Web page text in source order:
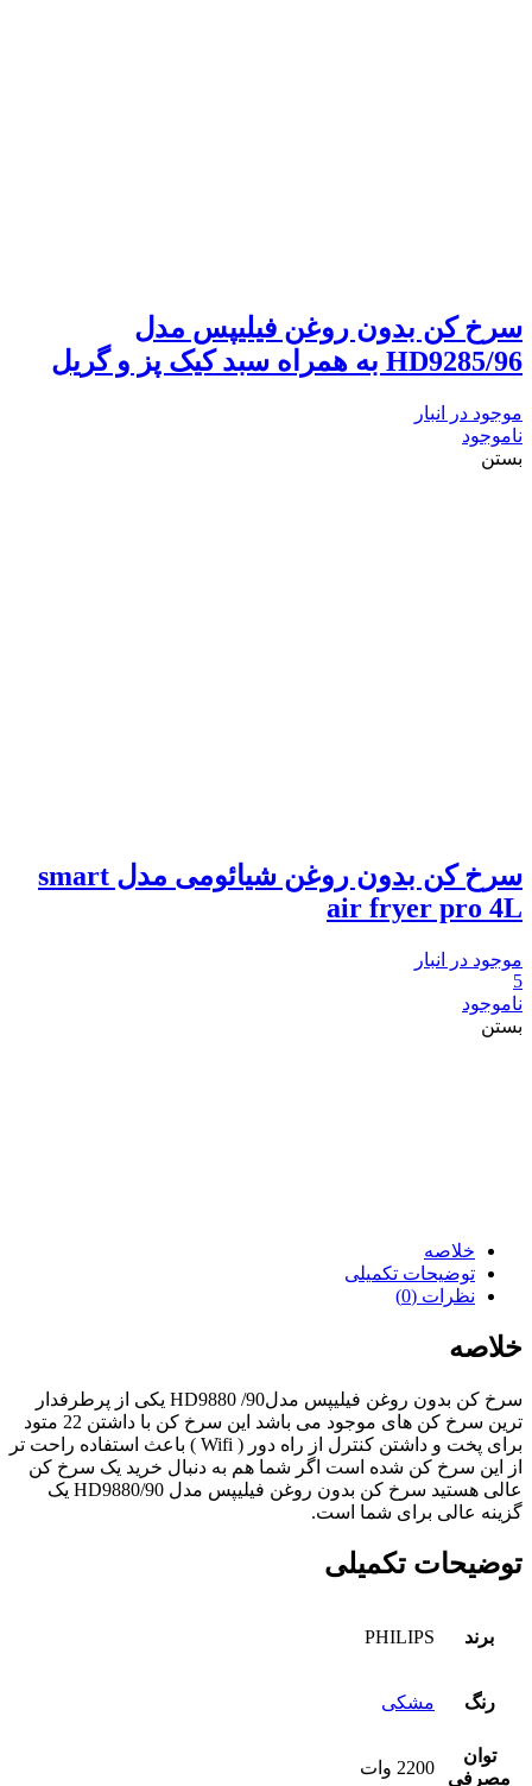
سرخ کن بدون روغن فیلیپس مدل
HD9285/96 به همراه سبد کیک پز و گریل
موجود در انبار
ناموجود
بستن
سرخ کن بدون روغن شیائومی مدل smart
air fryer pro 4L
موجود در انبار
5
ناموجود
بستن
خلاصه
توضیحات تکمیلی
نظرات (0)
خلاصه
سرخ کن بدون روغن فیلیپس مدل90/ HD9880 یکی از پرطرفدار
ترین سرخ کن های موجود می باشد این سرخ کن با داشتن 22 متود
برای پخت و داشتن کنترل از راه دور ( Wifi ) باعث استفاده راحت تر
از این سرخ کن شده است اگر شما هم به دنبال خرید یک سرخ کن
عالی هستید سرخ کن بدون روغن فیلیپس مدل HD9880/90 یک
گزینه عالی برای شما است.
توضیحات تکمیلی
برند PHILIPS
رنگ مشکی
توان
مصرفی
2200 وات